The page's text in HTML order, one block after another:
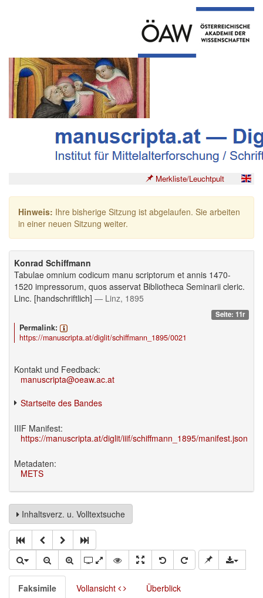
Merkliste/Leuchtpult
Hinweis: Ihre bisherige Sitzung ist abgelaufen. Sie arbeiten
in einer neuen Sitzung weiter.
Konrad Schiffmann
Tabulae omnium codicum manu scriptorum et annis 1470-
1520 impressorum, quos asservat Bibliotheca Seminarii cleric.
Linc. [handschriftlich] — Linz, 1895
Seite: 11r
Permalink:
https://manuscripta.at/diglit/schiffmann_1895/0021
Kontakt und Feedback:
manuscripta@oeaw.ac.at
Startseite des Bandes
IIIF Manifest:
https://manuscripta.at/diglit/iiif/schiffmann_1895/manifest.json
Metadaten:
METS
Inhaltsverz. u. Volltextsuche
Faksimile Vollansicht Überblick